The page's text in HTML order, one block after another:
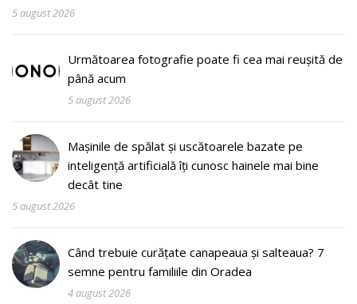
5 august 2026
Următoarea fotografie poate fi cea mai reușită de
până acum
5 august 2026
Mașinile de spălat și uscătoarele bazate pe
inteligență artificială îți cunosc hainele mai bine
decât tine
5 august 2026
Când trebuie curățate canapeaua și salteaua? 7
semne pentru familiile din Oradea
4 august 2026